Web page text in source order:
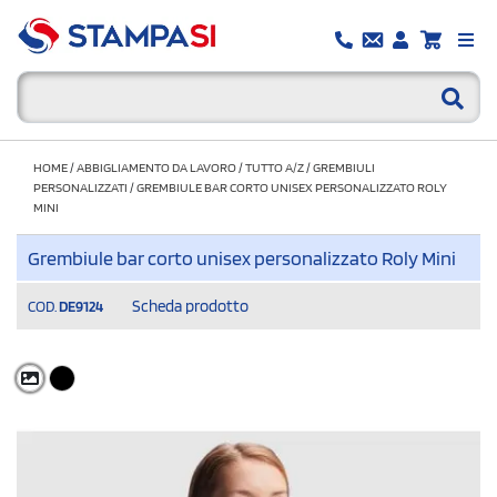
HOME/ABBIGLIAMENTO DA LAVORO/TUTTO A/Z/GREMBIULI
PERSONALIZZATI /GREMBIULE BAR CORTO UNISEX PERSONALIZZATO ROLY
MINI
Grembiule bar corto unisex personalizzato Roly Mini
COD. DE9124 Scheda prodotto